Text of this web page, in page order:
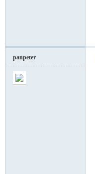
panpeter